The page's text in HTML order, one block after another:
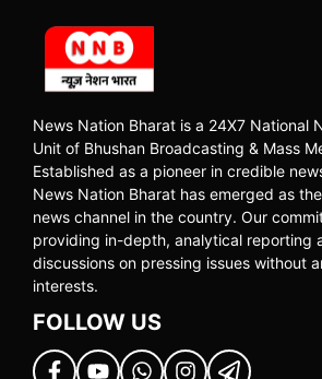
News Nation Bharat is a 24X7 National
Unit of Bhushan Broadcasting & Mass
Established as a pioneer in credible
News Nation Bharat has emerged as
news channel in the country. Our
providing in-depth, analytical reporting
discussions on pressing issues without
interests.
FOLLOW US